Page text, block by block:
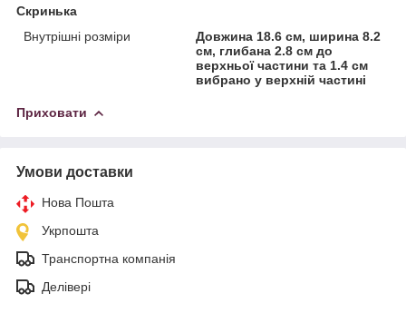
Скринька
Внутрішні розміри
Довжина 18.6 см, ширина 8.2
см, глибана 2.8 см до
верхньої частини та 1.4 см
вибрано у верхній частині
Приховати
Умови доставки
Нова Пошта
Укрпошта
Транспортна компанія
Делівері